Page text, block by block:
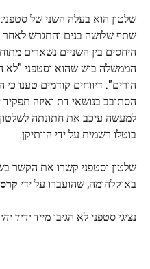
שלטון הוא בעלה השני של
הממשלה בוש שהוא וסטפני "לא
הורים". דיווחים קודמים טענו כי
הסתובב בנושאי דת ואיזה תפקיד
למעשה עיכב את חתונתה
בוטלו רשמית על ידי הוותיקן.
באוקלהומה, שהועברו על ידי
נציגי סטפני לא הגיבו מיידיריד